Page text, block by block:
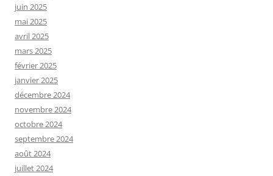
juin 2025
mai 2025
avril 2025
mars 2025
février 2025
janvier 2025
décembre 2024
novembre 2024
octobre 2024
septembre 2024
août 2024
juillet 2024